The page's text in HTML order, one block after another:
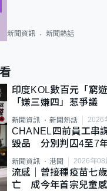
新聞資訊 新聞熱話
印度KOL數百元「窮
「嫌三嫌四」惹爭議
質旅客
新聞資訊 新聞熱話 2026
CHANEL四前員工串
毀品 分別判囚4至7
新聞資訊 港聞 2026年08
流感｜曾接種疫苗七
亡 成今年首宗兒童